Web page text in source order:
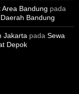
Bandung pada
Bandung
Jakarta pada Sewa
Depok